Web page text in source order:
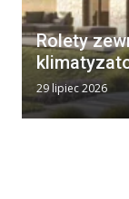
Rolety
29 lipiec 2026